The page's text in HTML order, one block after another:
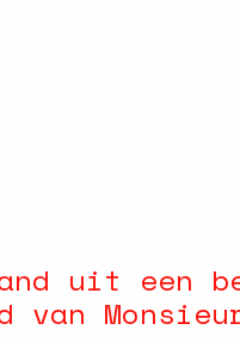
uit een
van